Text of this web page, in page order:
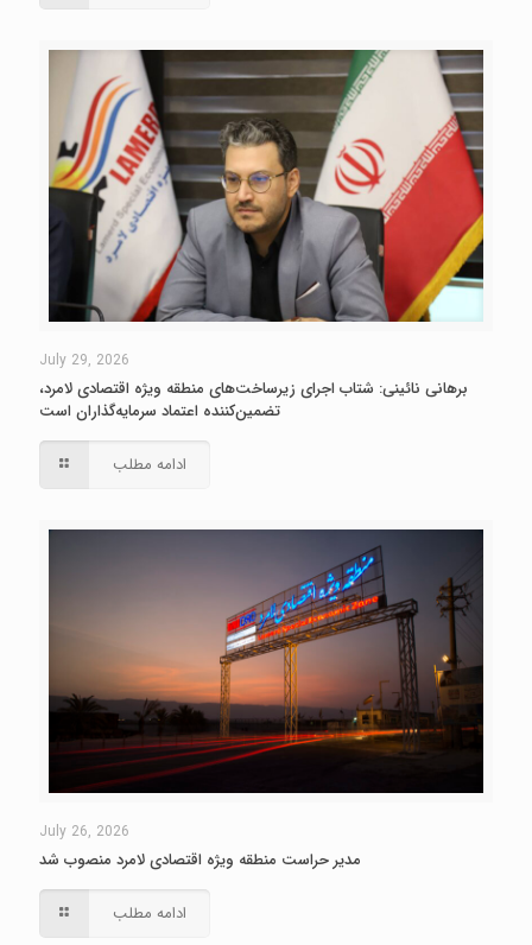
July 29, 2026
برهانی نائینی: شتاب اجرای زیرساخت‌های منطقه ویژه اقتصادی لامرد،
تضمین‌کننده اعتماد سرمایه‌گذاران است
ادامه مطلب
July 26, 2026
مدیر حراست منطقه ویژه اقتصادی لامرد منصوب شد
ادامه مطلب